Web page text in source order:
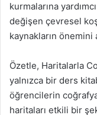
kurmalarına
değişen çevresel
kaynakların önemini
Özetle, Haritalarla
yalnızca bir ders
öğrencilerin
haritaları etkili bir